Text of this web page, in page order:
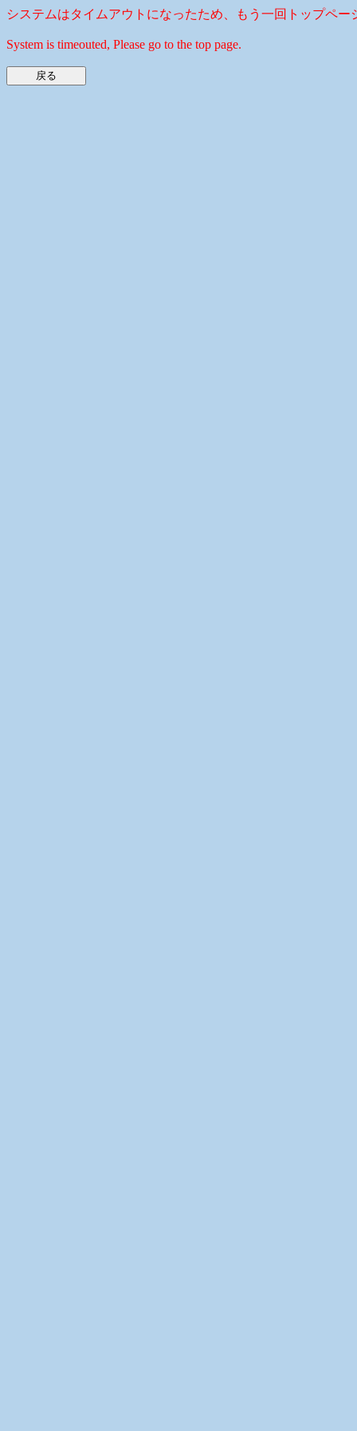
システムはタイムアウトになったため、もう一回トップペー
System is timeouted, Please go to the top page.